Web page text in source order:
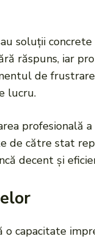
soluții
răspuns, iar
de
lucru.
profesională
de către stat
decent și
capacitate